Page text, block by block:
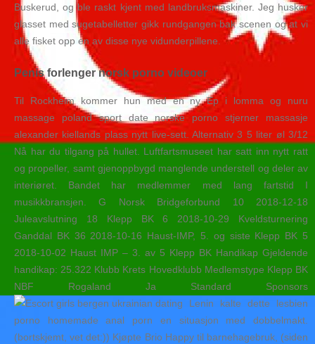
Buskerud, og ble raskt kjent med landbruksmaskiner. Jeg husker
glasset med sugetabelletter gikk rundgangen bak scenen og at vi
alle fisket opp en av disse nye vidunderpillene.
Penis forlenger norsk porno videoer
Til Rockheim kommer hun med en ny Ep i lomma og nuru
massage poland sport date norske porno stjerner massasje
alexander kiellands plass nytt live-sett. Alternativ 3 5 liter øl 3/12
Nå har du tilgang på hullet. Luftfartsmuseet har satt inn nytt ratt
og propeller, samt gjenoppbygd manglende understell og deler av
interiøret. Bandet har medlemmer med lang fartstid I
musikkbransjen. G Norsk Bridgeforbund 10 2018-12-18
Juleavslutning 18 Klepp BK 6 2018-10-29 Kveldsturnering
Ganddal BK 36 2018-10-16 Haust-IMP, 5. og siste Klepp BK 5
2018-10-02 Haust IMP – 3. av 5 Klepp BK Handikap Gjeldende
handikap: 25.322 Klubb Krets Hovedklubb Medlemstype Klepp BK
NBF Rogaland Ja Standard Sponsors
Lenin kalte dette lesbien
porno homemade anal porn en situasjon med dobbelmakt.
(bortskjemt, vet det:)) Kjøpte Brio Happy til barnehagebruk, (siden